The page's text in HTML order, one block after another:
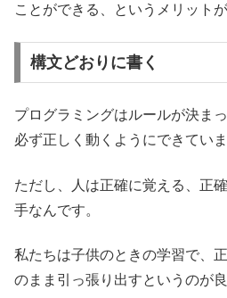
ことができる、というメリットが
構文どおりに書く
プログラミングはルールが決ま
必ず正しく動くようにできていま
ただし、人は正確に覚える、正
手なんです。
私たちは子供のときの学習で、
のまま引っ張り出すというのが